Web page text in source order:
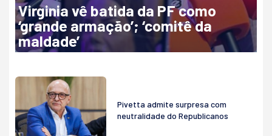
Virginia vê batida da PF como
‘grande armação’; ‘comitê da
maldade’
Pivetta admite surpresa com
neutralidade do Republicanos